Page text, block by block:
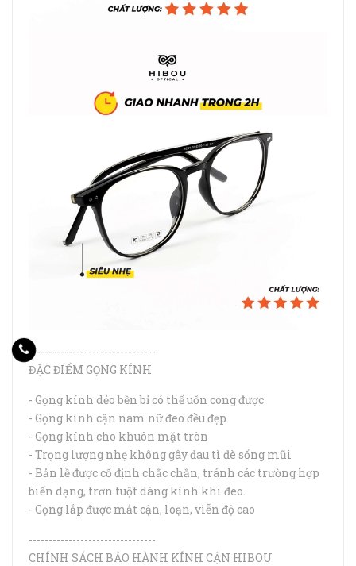
--------------------------------
ĐẶC ĐIỂM GỌNG KÍNH
- Gọng kính dẻo bền bỉ có thể uốn cong được
- Gọng kính cận nam nữ đeo đều đẹp
- Gọng kính cho khuôn mặt tròn
- Trọng lượng nhẹ không gây đau tì đè sống mũi
- Bản lề được cố định chắc chắn, tránh các trường hợp
biến dạng, trơn tuột dáng kính khi đeo.
- Gọng lắp được mắt cận, loạn, viễn độ cao
--------------------------------
CHÍNH SÁCH BẢO HÀNH KÍNH CẬN HIBOU